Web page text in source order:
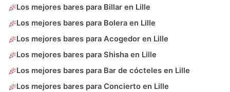
Los mejores bares para Billar en Lille
Los mejores bares para Bolera en Lille
Los mejores bares para Acogedor en Lille
Los mejores bares para Shisha en Lille
Los mejores bares para Bar de cócteles en Lille
Los mejores bares para Concierto en Lille